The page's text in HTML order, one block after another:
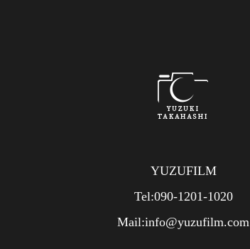
YUZUFILM
Tel:090-1201-1020
Mail:info@yuzufilm.com